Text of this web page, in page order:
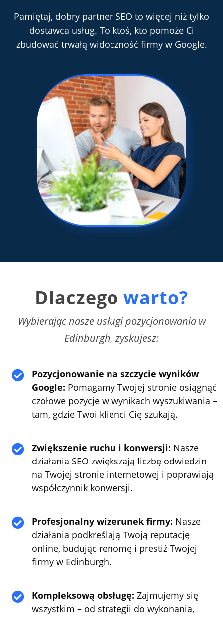
Pamiętaj, dobry partner SEO to więcej niż tylko
dostawca usług. To ktoś, kto pomoże Ci
zbudować trwałą widoczność firmy w Google.
Dlaczego warto?
Wybierając nasze usługi pozycjonowania w
Edinburgh, zyskujesz:

Pozycjonowanie na szczycie wyników
Google: Pomagamy Twojej stronie osiągnąć
czołowe pozycje w wynikach wyszukiwania –
tam, gdzie Twoi klienci Cię szukają.
 Zwiększenie ruchu i konwersji: Nasze
działania SEO zwiększają liczbę odwiedzin
na Twojej stronie internetowej i poprawiają
współczynnik konwersji.
 Profesjonalny wizerunek firmy: Nasze
działania podkreślają Twoją reputację
online, budując renomę i prestiż Twojej
firmy w Edinburgh.
 Kompleksową obsługę: Zajmujemy się
wszystkim – od strategii do wykonania,